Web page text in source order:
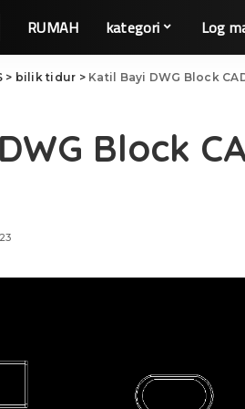
RUMAH kategori Log
> bilik tidur > Katil Bayi DWG Block
Block